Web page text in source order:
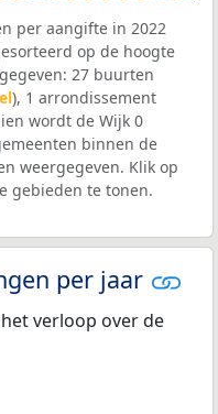
per aangifte in 2022
op de hoogte
27 buurten
), 1 arrondissement
wordt de Wijk 0
binnen de
weergegeven. Klik op
gebieden te tonen.
per jaar
verloop over de